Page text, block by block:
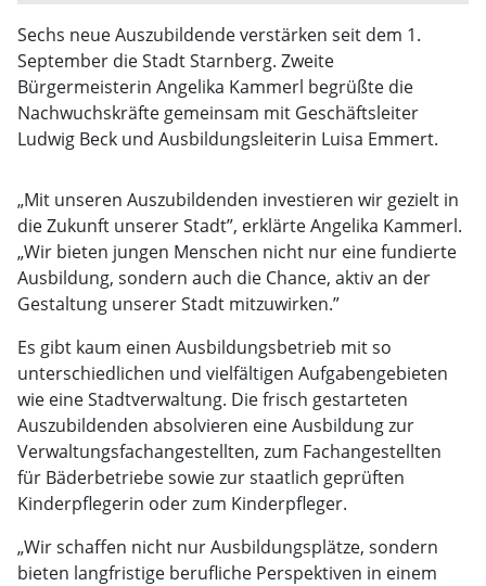
Sechs neue Auszubildende verstärken seit dem 1.
September die Stadt Starnberg. Zweite
Bürgermeisterin Angelika Kammerl begrüßte die
Nachwuchskräfte gemeinsam mit Geschäftsleiter
Ludwig Beck und Ausbildungsleiterin Luisa Emmert.
„Mit unseren Auszubildenden investieren wir gezielt in
die Zukunft unserer Stadt”, erklärte Angelika Kammerl.
„Wir bieten jungen Menschen nicht nur eine fundierte
Ausbildung, sondern auch die Chance, aktiv an der
Gestaltung unserer Stadt mitzuwirken.”
Es gibt kaum einen Ausbildungsbetrieb mit so
unterschiedlichen und vielfältigen Aufgabengebieten
wie eine Stadtverwaltung. Die frisch gestarteten
Auszubildenden absolvieren eine Ausbildung zur
Verwaltungsfachangestellten, zum Fachangestellten
für Bäderbetriebe sowie zur staatlich geprüften
Kinderpflegerin oder zum Kinderpfleger.
„Wir schaffen nicht nur Ausbildungsplätze, sondern
bieten langfristige berufliche Perspektiven in einem